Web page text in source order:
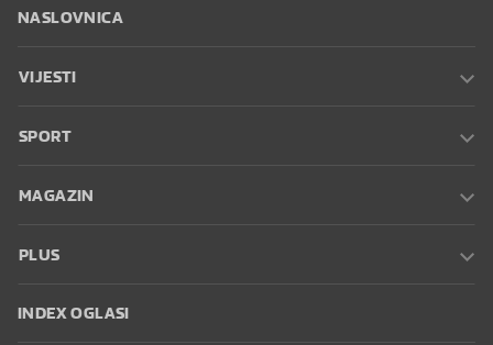
NASLOVNICA
VIJESTI
SPORT
MAGAZIN
PLUS
INDEX OGLASI